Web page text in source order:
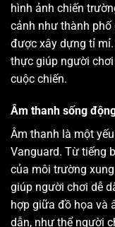
hình ảnh chiến
cảnh như thành phố
được xây dựng tỉ
thực giúp người
cuộc chiến.
Âm thanh sống
Âm thanh là một
Vanguard. Từ tiếng
của môi trường
giúp người chơi dễ
hợp giữa đồ họa và
dẫn, như thể người